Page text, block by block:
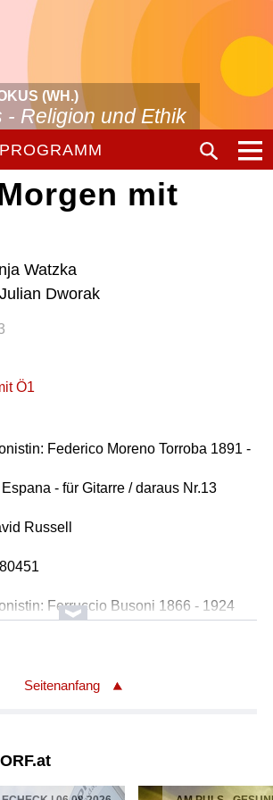
(WH.)
- Religion und Ethik
PROGRAMM
mit
Watzka
Dworak
Ö1
Federico Moreno Torroba 1891 -
- für Gitarre / daraus Nr.13
Russell
Ferruccio Busoni 1866 - 1924
für Violine und Klavier / daraus
Witoschynskyj
Adalbert Gyrowetz 1763 - 1850
F-Dur op.6 Nr.3 / daraus Finale.
Seitenanfang